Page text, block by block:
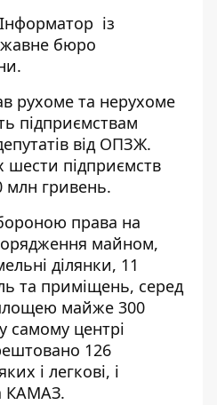
Інформатор із
бюро
.
рухоме та нерухоме
підприємствам
від ОПЗЖ.
шести підприємств
млн гривень.
права на
майном,
ділянки, 11
та приміщень, серед
майже 300
самому центрі
126
і легкові, і
КАМАЗ.